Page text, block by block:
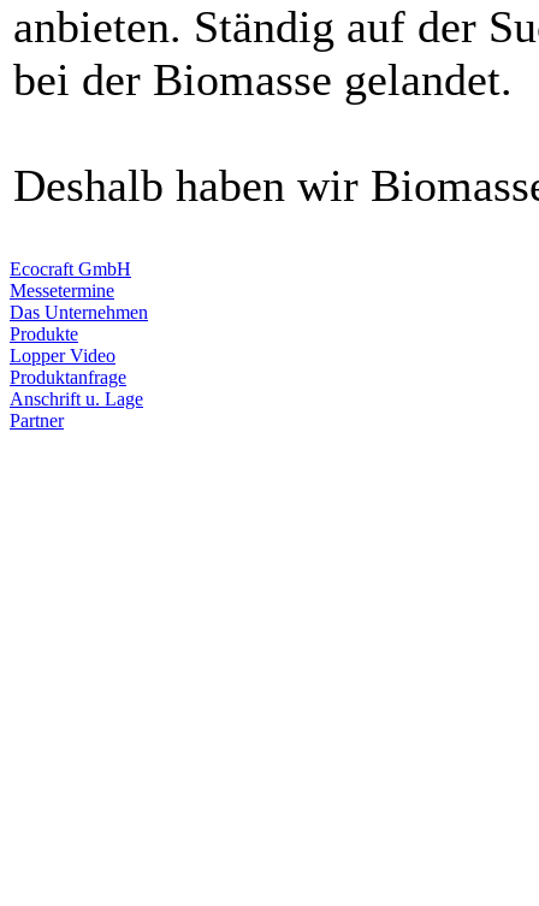
anbieten. Ständig auf der
bei der Biomasse gelandet.
Deshalb haben wir
Ecocraft GmbH
Messetermine
Das Unternehmen
Produkte
Lopper Video
Produktanfrage
Anschrift u. Lage
Partner